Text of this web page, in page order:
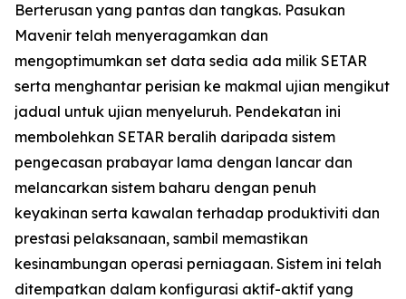
Berterusan yang pantas dan tangkas. Pasukan
Mavenir telah menyeragamkan dan
mengoptimumkan set data sedia ada milik SETAR
serta menghantar perisian ke makmal ujian mengikut
jadual untuk ujian menyeluruh. Pendekatan ini
membolehkan SETAR beralih daripada sistem
pengecasan prabayar lama dengan lancar dan
melancarkan sistem baharu dengan penuh
keyakinan serta kawalan terhadap produktiviti dan
prestasi pelaksanaan, sambil memastikan
kesinambungan operasi perniagaan. Sistem ini telah
ditempatkan dalam konfigurasi aktif-aktif yang